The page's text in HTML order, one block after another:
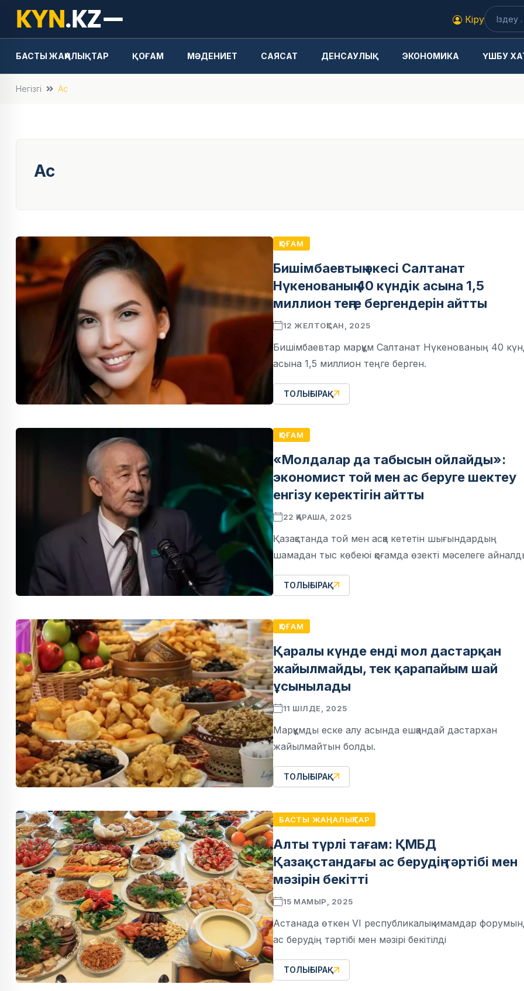
Кіру
БАСТЫ ЖАҢАЛЫҚТАР ҚОҒАМ МӘДЕНИЕТ САЯСАТ ДЕНСАУЛЫҚ ЭКОНОМИКА ҮШБУ
Негізгі Ас
Ас
ҚОҒАМ
Бишімбаевтың әкесі Салтанат
Нүкенованың 40 күндік асына 1,5
миллион теңге бергендерін айтты
12 ЖЕЛТОҚСАН, 2025
Бишімбаевтар марқұм Салтанат Нүкенованың 40
асына 1,5 миллион теңге берген.
ТОЛЫҒЫРАҚ
ҚОҒАМ
«Молдалар да табысын ойлайды»:
экономист той мен ас беруге шектеу
енгізу керектігін айтты
22 ҚАРАША, 2025
Қазақстанда той мен асқа кететін шығындардың
шамадан тыс көбеюі қоғамда өзекті мәселеге
ТОЛЫҒЫРАҚ
ҚОҒАМ
Қаралы күнде енді мол дастарқан
жайылмайды, тек қарапайым шай
ұсынылады
11 ШІЛДЕ, 2025
Марқұмды еске алу асында ешқандай дастархан
жайылмайтын болды.
ТОЛЫҒЫРАҚ
БАСТЫ ЖАҢАЛЫҚТАР
Алты түрлі тағам: ҚМБД
Қазақстандағы ас берудің тәртібі мен
мәзірін бекітті
15 МАМЫР, 2025
Астанада өткен VІ республикалық имамдар
ас берудің тәртібі мен мәзірі бекітілді
ТОЛЫҒЫРАҚ